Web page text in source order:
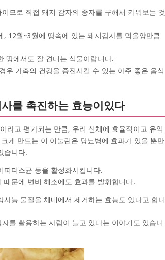
므로 직접 돼지 감자의 종자를 구해서 키워보는 것
12월~3월에 땅속에 있는 돼지감자를 먹을양만큼
땅에서도 잘 견디는 식물이랍니다.
우 가축의 건강을 증진시킬 수 있는 아주 좋은 음식
를 촉진하는 효능이있다
라고 평가되는 만큼, 우리 신체에 효율적이고 유익
게 만드는 이 이눌린은 당뇨병에 효과가 있을 뿐만
습니다.
피더스균 등을 활성화시킵니다.
문에 변비 해소에도 효과를 발휘합니다.
능 물질을 체내에서 제거하는 효능도 있다고 합니
를 활용하는 사람이 늘고 있다는 이야기도 있습니